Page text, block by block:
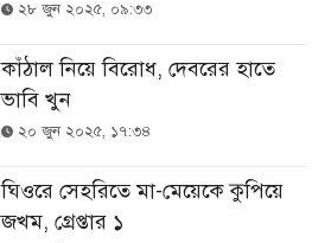
২৮ জুন ২০২৫, ০৯:৩৩
কাঁঠাল নিয়ে বিরোধ, দেবরের হাতে
ভাবি খুন
২০ জুন ২০২৫, ১৭:৩৪
ঘিওরে সেহরিতে মা-মেয়েকে কুপিয়ে
জখম, গ্রেপ্তার ১